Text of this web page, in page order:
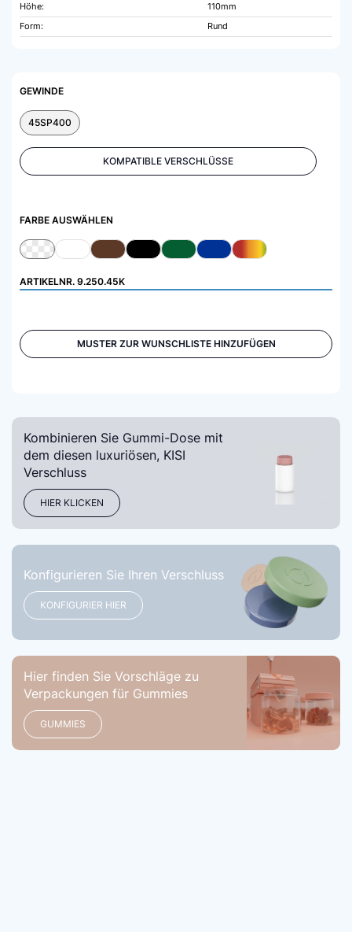
Höhe:
110mm
Form:
Rund
GEWINDE
45SP400
KOMPATIBLE VERSCHLÜSSE
FARBE AUSWÄHLEN
ARTIKELNR. 9.250.45K
MUSTER ZUR WUNSCHLISTE HINZUFÜGEN
Kombinieren Sie Gummi-Dose mit
dem diesen luxuriösen, KISI
Verschluss
HIER KLICKEN
Konfigurieren Sie Ihren Verschluss
KONFIGURIER HIER
Hier finden Sie Vorschläge zu
Verpackungen für Gummies
GUMMIES